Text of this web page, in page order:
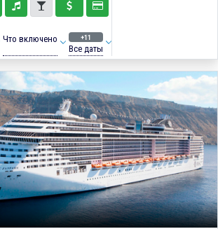
Что включено +11
Все даты